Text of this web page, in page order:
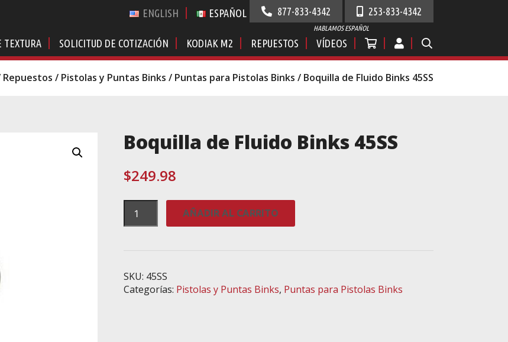
ENGLISH ESPAÑOL 877-833-4342 253-833-4342
HABLAMOS ESPAÑOL
TEXTURA SOLICITUD DE COTIZACIÓN KODIAK M2 REPUESTOS VÍDEOS
Repuestos / Pistolas y Puntas Binks / Puntas para Pistolas Binks / Boquilla de Fluido Binks 45SS
Boquilla de Fluido Binks 45SS
$249.98
cantidad
AÑADIR AL CARRITO
SKU: 45SS
Categorías: Pistolas y Puntas Binks, Puntas para Pistolas Binks